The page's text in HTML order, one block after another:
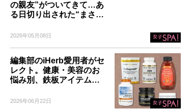
の親友”がついてきて…あ
る日切り出された“まさ…
2026年05月08日
編集部のiHerb愛用者がセ
レクト。健康・美容のお
悩み別、鉄板アイテム…
2026年06月22日